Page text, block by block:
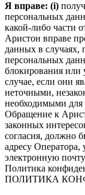
Я вправе: (i)
персональных
какой-либо части
Аристон вправе
данных в
персональных
блокирования
случае, если они
неточными,
необходимыми для
Обращение к
законных
согласия, должно
адресу Оператора,
электронную почту
Политика
ПОЛИТИКА